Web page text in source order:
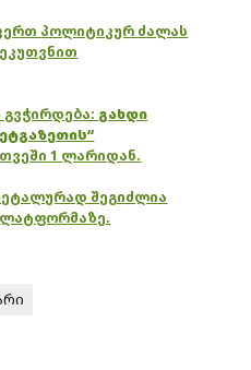
პოლიტიკურ ძალას
გახდი
1 ლარიდან.
შეგიძლია